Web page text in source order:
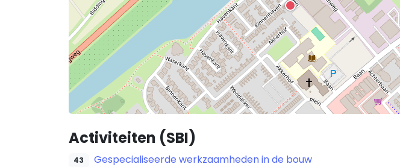
Activiteiten (SBI)
43 Gespecialiseerde werkzaamheden in de bouw